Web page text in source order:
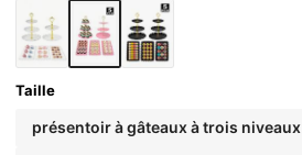
Taille
présentoir à gâteaux à trois niveaux